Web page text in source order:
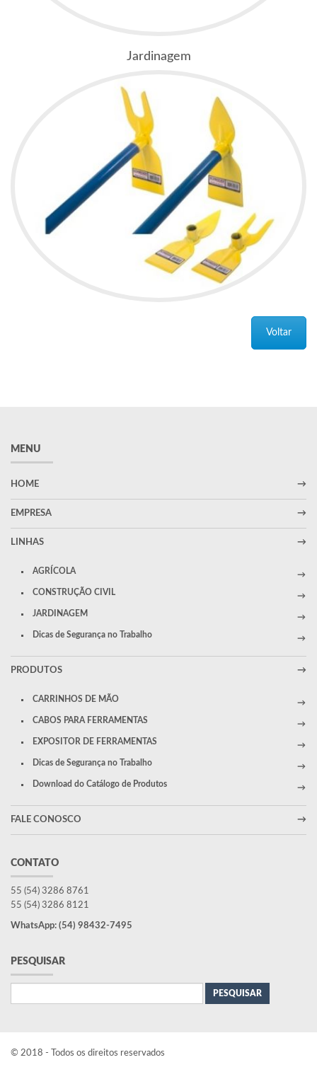
Jardinagem
Voltar
MENU
HOME
EMPRESA
LINHAS
AGRÍCOLA
CONSTRUÇÃO CIVIL
JARDINAGEM
Dicas de Segurança no Trabalho
PRODUTOS
CARRINHOS DE MÃO
CABOS PARA FERRAMENTAS
EXPOSITOR DE FERRAMENTAS
Dicas de Segurança no Trabalho
Download do Catálogo de Produtos
FALE CONOSCO
CONTATO
55 (54) 3286 8761
55 (54) 3286 8121
WhatsApp: (54) 98432-7495
PESQUISAR
por:
© 2018 - Todos os direitos reservados